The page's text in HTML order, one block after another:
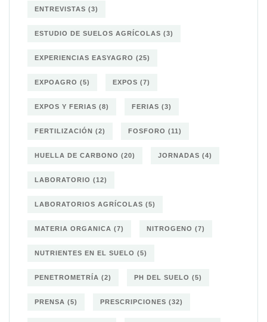
ENTREVISTAS (3)
ESTUDIO DE SUELOS AGRÍCOLAS (3)
EXPERIENCIAS EASYAGRO (25)
EXPOAGRO (5) EXPOS (7)
EXPOS Y FERIAS (8) FERIAS (3)
FERTILIZACIÓN (2) FOSFORO (11)
HUELLA DE CARBONO (20) JORNADAS (4)
LABORATORIO (12)
LABORATORIOS AGRÍCOLAS (5)
MATERIA ORGANICA (7) NITROGENO (7)
NUTRIENTES EN EL SUELO (5)
PENETROMETRÍA (2) PH DEL SUELO (5)
PRENSA (5) PRESCRIPCIONES (32)